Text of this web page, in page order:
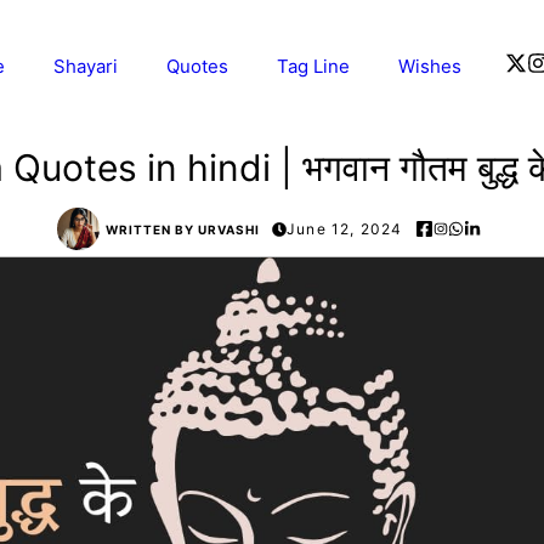
Shayari Quotes Tag Line Wishes
in hindi | भगवान गौतम बुद्ध
WRITTEN BY URVASHI June 12, 2024